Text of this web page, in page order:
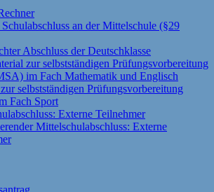
an der Mittelschule (§29
Abschluss der Deutschklasse
zur selbstständigen Prüfungsvorbereitung
im Fach Mathematik und Englisch
selbstständigen Prüfungsvorbereitung
Fach Sport
Externe Teilnehmer
Mittelschulabschluss: Externe